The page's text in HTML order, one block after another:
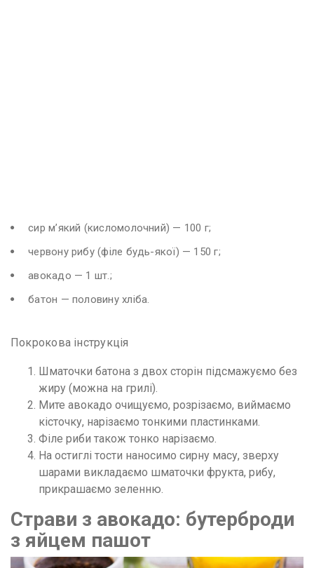
сир м’який (кисломолочний) — 100 г;
червону рибу (філе будь-якої) — 150 г;
авокадо — 1 шт.;
батон — половину хліба.
Покрокова інструкція
Шматочки батона з двох сторін підсмажуємо без
жиру (можна на грилі).
Мите авокадо очищуємо, розрізаємо, виймаємо
кісточку, нарізаємо тонкими пластинками.
Філе риби також тонко нарізаємо.
На остиглі тости наносимо сирну масу, зверху
шарами викладаємо шматочки фрукта, рибу,
прикрашаємо зеленню.
Страви з авокадо: бутерброди
з яйцем пашот